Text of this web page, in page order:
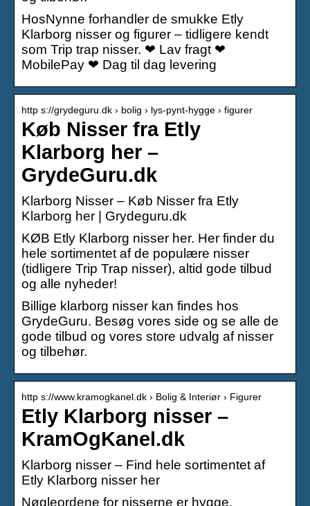
HosNynne forhandler de smukke Etly
Klarborg nisser og figurer – tidligere kendt
som Trip trap nisser. ❤ Lav fragt ❤
MobilePay ❤ Dag til dag levering
http s://grydeguru.dk › bolig › lys-pynt-hygge › figurer
Køb Nisser fra Etly
Klarborg her –
GrydeGuru.dk
Klarborg Nisser – Køb Nisser fra Etly
Klarborg her | Grydeguru.dk
KØB Etly Klarborg nisser her. Her finder du
hele sortimentet af de populære nisser
(tidligere Trip Trap nisser), altid gode tilbud
og alle nyheder!
Billige klarborg nisser kan findes hos
GrydeGuru. Besøg vores side og se alle de
gode tilbud og vores store udvalg af nisser
og tilbehør.
http s://www.kramogkanel.dk › Bolig & Interiør › Figurer
Etly Klarborg nisser –
KramOgKanel.dk
Klarborg nisser – Find hele sortimentet af
Etly Klarborg nisser her
Nøgleordene for nisserne er hygge,